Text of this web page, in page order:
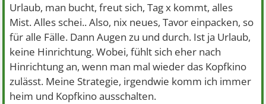
Urlaub, man bucht, freut sich, Tag x kommt, alles
Mist. Alles schei.. Also, nix neues, Tavor einpacken, so
für alle Fälle. Dann Augen zu und durch. Ist ja Urlaub,
keine Hinrichtung. Wobei, fühlt sich eher nach
Hinrichtung an, wenn man mal wieder das Kopfkino
zulässt. Meine Strategie, irgendwie komm ich immer
heim und Kopfkino ausschalten.